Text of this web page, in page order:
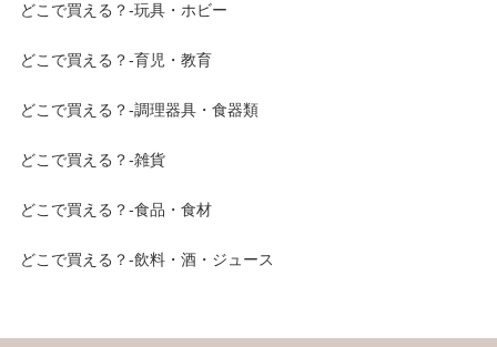
どこで買える？-玩具・ホビー
どこで買える？-育児・教育
どこで買える？-調理器具・食器類
どこで買える？-雑貨
どこで買える？-食品・食材
どこで買える？-飲料・酒・ジュース